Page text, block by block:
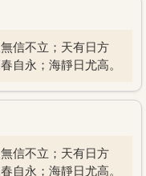
信不立；天有日方
自永；海靜日尤高。
信不立；天有日方
自永；海靜日尤高。